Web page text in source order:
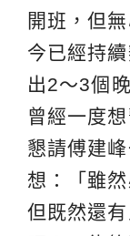
開班，但
今已經持
出2～3個
曾經一度
懇請傅建
想：「雖
但既然還